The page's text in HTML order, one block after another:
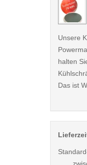
Unsere
halten
Das ist